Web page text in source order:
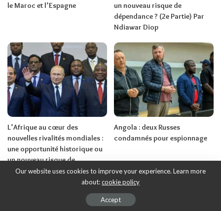
le Maroc et l’Espagne
un nouveau risque de
dépendance ? (2e Partie) Par
Ndiawar Diop
L’Afrique au cœur des
nouvelles rivalités mondiales :
une opportunité historique ou
un nouveau risque de
dépendance ? (1ère Partie) Par
Angola : deux Russes
condamnés pour espionnage
Our website uses cookies to improve your experience. Learn more
about:cookie policy
Accept